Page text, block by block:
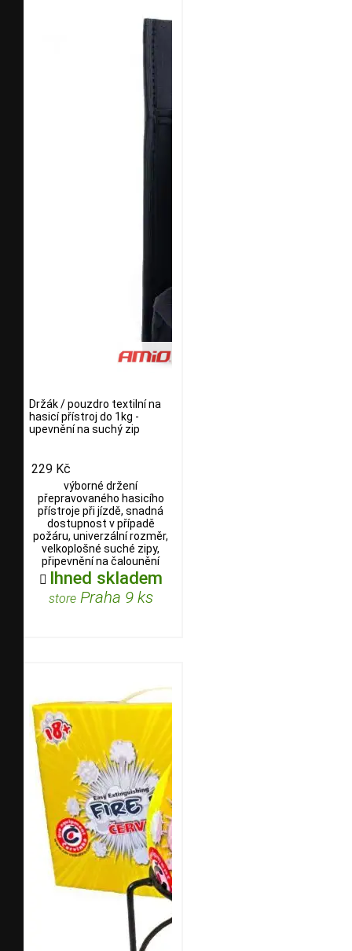
Držák / pouzdro textilní na
hasicí přístroj do 1kg -
upevnění na suchý zip
229 Kč
výborné držení
přepravovaného hasicího
přístroje při jízdě, snadná
dostupnost v případě
požáru, univerzální rozměr,
velkoplošné suché zipy,
připevnění na čalounění
 Ihned skladem
storePraha 9 ks